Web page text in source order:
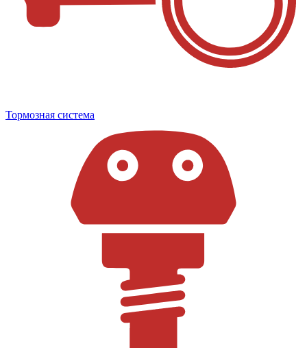
Тормозная система